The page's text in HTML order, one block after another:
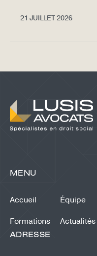
21 JUILLET 2026
ADRESSE
MENU
Accueil Équipe
Formations
Actualités